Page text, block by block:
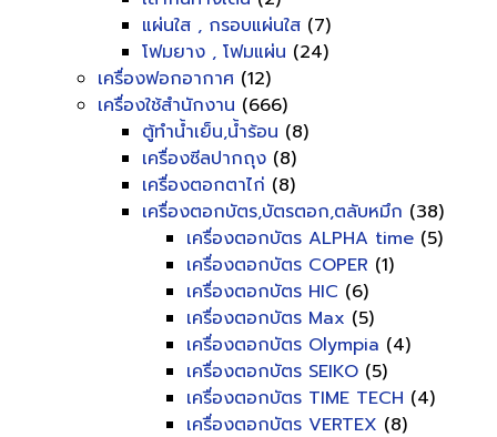
แผ่นใส , กรอบแผ่นใส (7)
โฟมยาง , โฟมแผ่น (24)
เครื่องฟอกอากาศ (12)
เครื่องใช้สำนักงาน (666)
ตู้ทำน้ำเย็น,น้ำร้อน (8)
เครื่องซีลปากถุง (8)
เครื่องตอกตาไก่ (8)
เครื่องตอกบัตร,บัตรตอก,ตลับหมึก (38)
เครื่องตอกบัตร ALPHA time (5)
เครื่องตอกบัตร COPER (1)
เครื่องตอกบัตร HIC (6)
เครื่องตอกบัตร Max (5)
เครื่องตอกบัตร Olympia (4)
เครื่องตอกบัตร SEIKO (5)
เครื่องตอกบัตร TIME TECH (4)
เครื่องตอกบัตร VERTEX (8)